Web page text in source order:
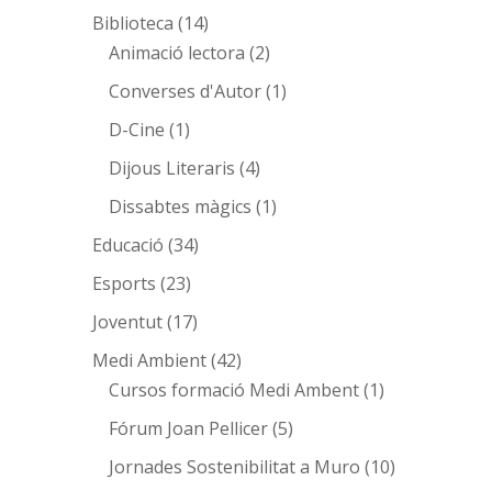
Biblioteca (14)
Animació lectora (2)
Converses d'Autor(1)
D-Cine (1)
Dijous Literaris (4)
Dissabtes màgics (1)
Educació (34)
Esports (23)
Joventut(17)
Medi Ambient(42)
Cursos formació Medi Ambent(1)
Fórum Joan Pellicer(5)
Jornades Sostenibilitat a Muro (10)